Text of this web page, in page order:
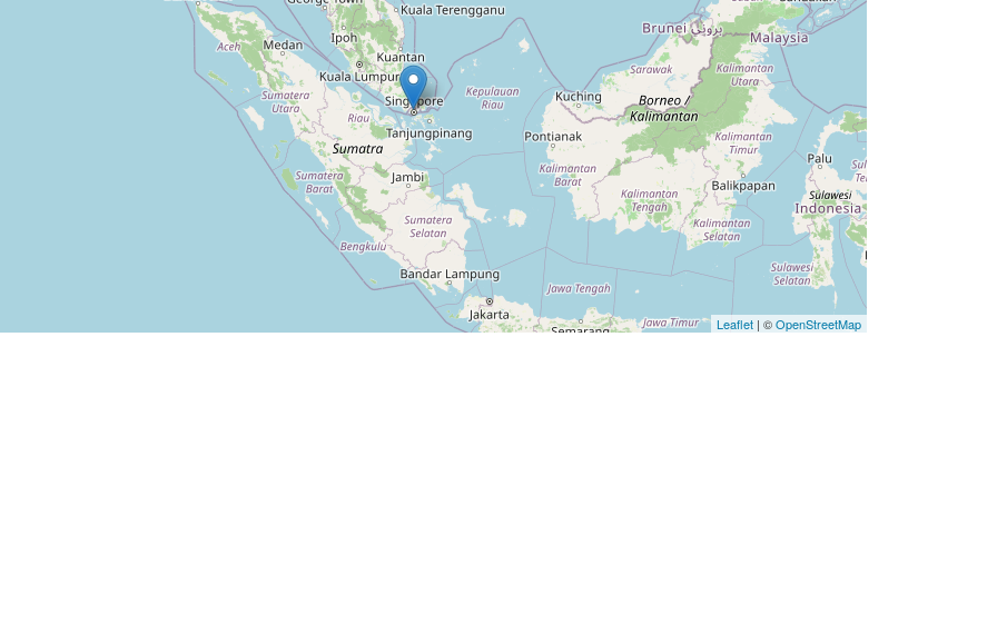
Leaflet | ©OpenStreetMap